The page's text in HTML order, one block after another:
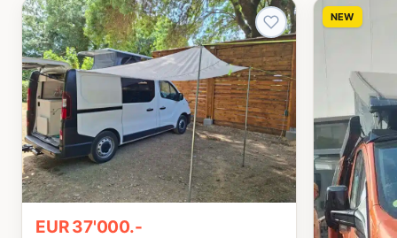
EUR 37'000.-
NEW